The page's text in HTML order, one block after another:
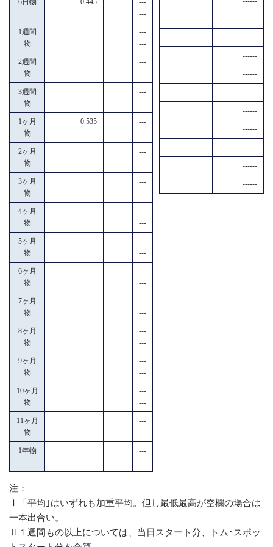
6日物 0.445
---
---
1週間
物
---
---
2週間
物
---
---
3週間
物
---
---
1ヶ月
物
0.535
---
---
2ヶ月
物
---
---
3ヶ月
物
---
---
4ヶ月
物
---
---
5ヶ月
物
---
---
6ヶ月
物
---
---
7ヶ月
物
---
---
8ヶ月
物
---
---
9ヶ月
物
---
---
10ヶ月
物
---
---
11ヶ月
物
---
---
1年物
---
---
------
------
------
------
------
------
------
------
------
------
注：
Ⅰ「平均｣はいずれも加重平均。但し最低最高が空欄の場合は
一本出合い。
Ⅱ１週間もの以上については、当日スタート分、トム･スポッ